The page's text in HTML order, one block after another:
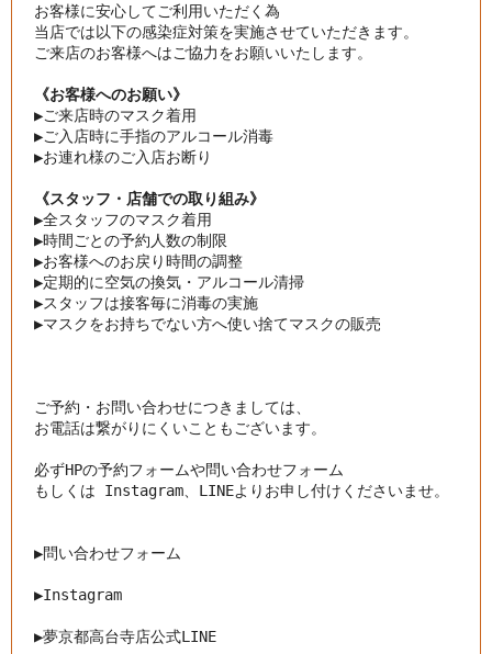
お客様に安心してご利用いただく為
当店では以下の感染症対策を実施させていただきます。
ご来店のお客様へはご協力をお願いいたします。
《お客様へのお願い》
▶︎ご来店時のマスク着用
▶︎ご入店時に手指のアルコール消毒
▶︎お連れ様のご入店お断り
《スタッフ・店舗での取り組み》
▶︎全スタッフのマスク着用
▶︎時間ごとの予約人数の制限
▶︎お客様へのお戻り時間の調整
▶︎定期的に空気の換気・アルコール清掃
▶︎スタッフは接客毎に消毒の実施
▶︎マスクをお持ちでない方へ使い捨てマスクの販売
ご予約・お問い合わせにつきましては、
お電話は繋がりにくいこともございます。
必ずHPの予約フォームや問い合わせフォーム
もしくは Instagram、LINEよりお申し付けくださいませ。
▶︎問い合わせフォーム
▶︎Instagram
▶︎夢京都高台寺店公式LINE